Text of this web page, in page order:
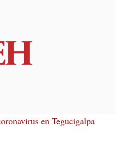
en Tegucigalpa